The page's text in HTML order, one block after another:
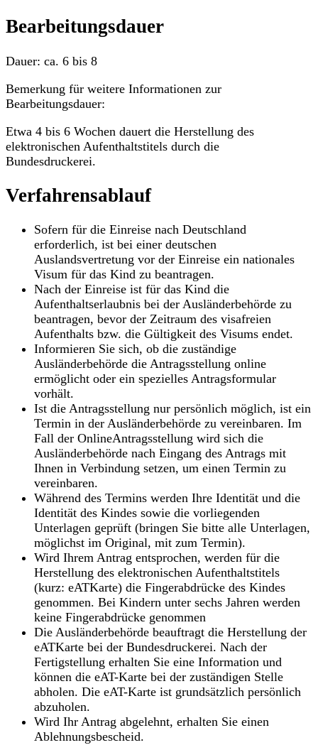
Bearbeitungsdauer
Dauer: ca. 6 bis 8
Bemerkung für weitere Informationen zur
Bearbeitungsdauer:
Etwa 4 bis 6 Wochen dauert die Herstellung des
elektronischen Aufenthaltstitels durch die
Bundesdruckerei.
Verfahrensablauf
Sofern für die Einreise nach Deutschland
erforderlich, ist bei einer deutschen
Auslandsvertretung vor der Einreise ein nationales
Visum für das Kind zu beantragen.
Nach der Einreise ist für das Kind die
Aufenthaltserlaubnis bei der Ausländerbehörde zu
beantragen, bevor der Zeitraum des visafreien
Aufenthalts bzw. die Gültigkeit des Visums endet.
Informieren Sie sich, ob die zuständige
Ausländerbehörde die Antragsstellung online
ermöglicht oder ein spezielles Antragsformular
vorhält.
Ist die Antragsstellung nur persönlich möglich, ist ein
Termin in der Ausländerbehörde zu vereinbaren. Im
Fall der OnlineAntragsstellung wird sich die
Ausländerbehörde nach Eingang des Antrags mit
Ihnen in Verbindung setzen, um einen Termin zu
vereinbaren.
Während des Termins werden Ihre Identität und die
Identität des Kindes sowie die vorliegenden
Unterlagen geprüft (bringen Sie bitte alle Unterlagen,
möglichst im Original, mit zum Termin).
Wird Ihrem Antrag entsprochen, werden für die
Herstellung des elektronischen Aufenthaltstitels
(kurz: eATKarte) die Fingerabdrücke des Kindes
genommen. Bei Kindern unter sechs Jahren werden
keine Fingerabdrücke genommen
Die Ausländerbehörde beauftragt die Herstellung der
eATKarte bei der Bundesdruckerei. Nach der
Fertigstellung erhalten Sie eine Information und
können die eAT-Karte bei der zuständigen Stelle
abholen. Die eAT-Karte ist grundsätzlich persönlich
abzuholen.
Wird Ihr Antrag abgelehnt, erhalten Sie einen
Ablehnungsbescheid.